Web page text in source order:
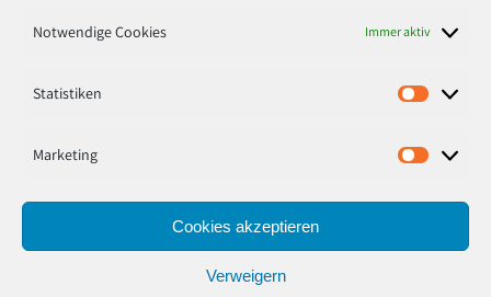
Notwendige Cookies Immer aktiv
Statistiken
Marketing
Cookies akzeptieren
Verweigern
Mitwoch 8:30 - 17:00
© 2020 tinte toner medien Marcus Stoffers. Alle Rechte
vorbehalten.